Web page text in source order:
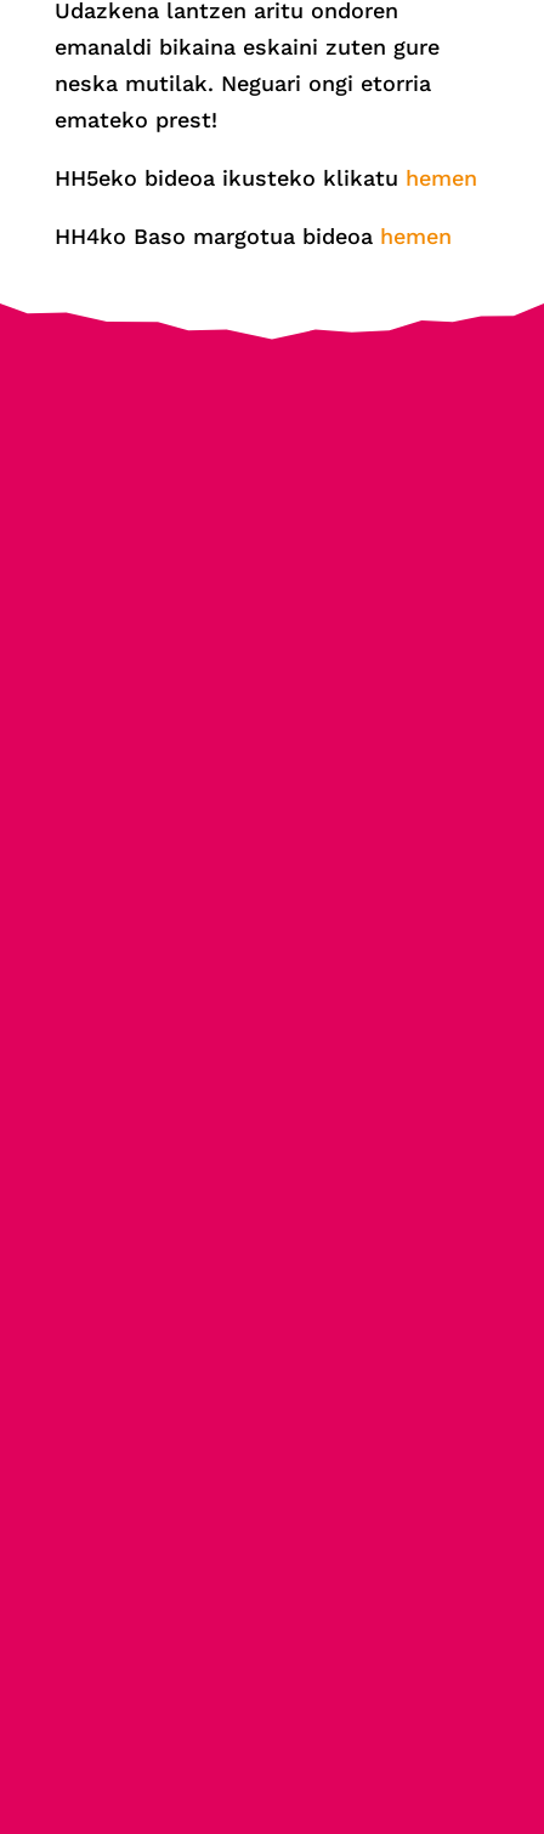
Udazkena lantzen aritu ondoren
emanaldi bikaina eskaini zuten gure
neska mutilak. Neguari ongi etorria
emateko prest!
HH5eko bideoa ikusteko klikatu hemen
HH4ko Baso margotua bideoa hemen